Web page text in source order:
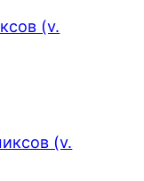
(v.
(v.